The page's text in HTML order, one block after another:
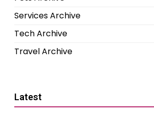
Services Archive
Tech Archive
Travel Archive
Latest